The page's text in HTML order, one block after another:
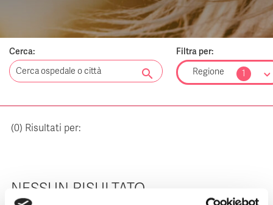
CHI SIAMO
Cerca:
search
Filtra per:
Regione
1
(0) Risultati per:
NESSUN RISULTATO